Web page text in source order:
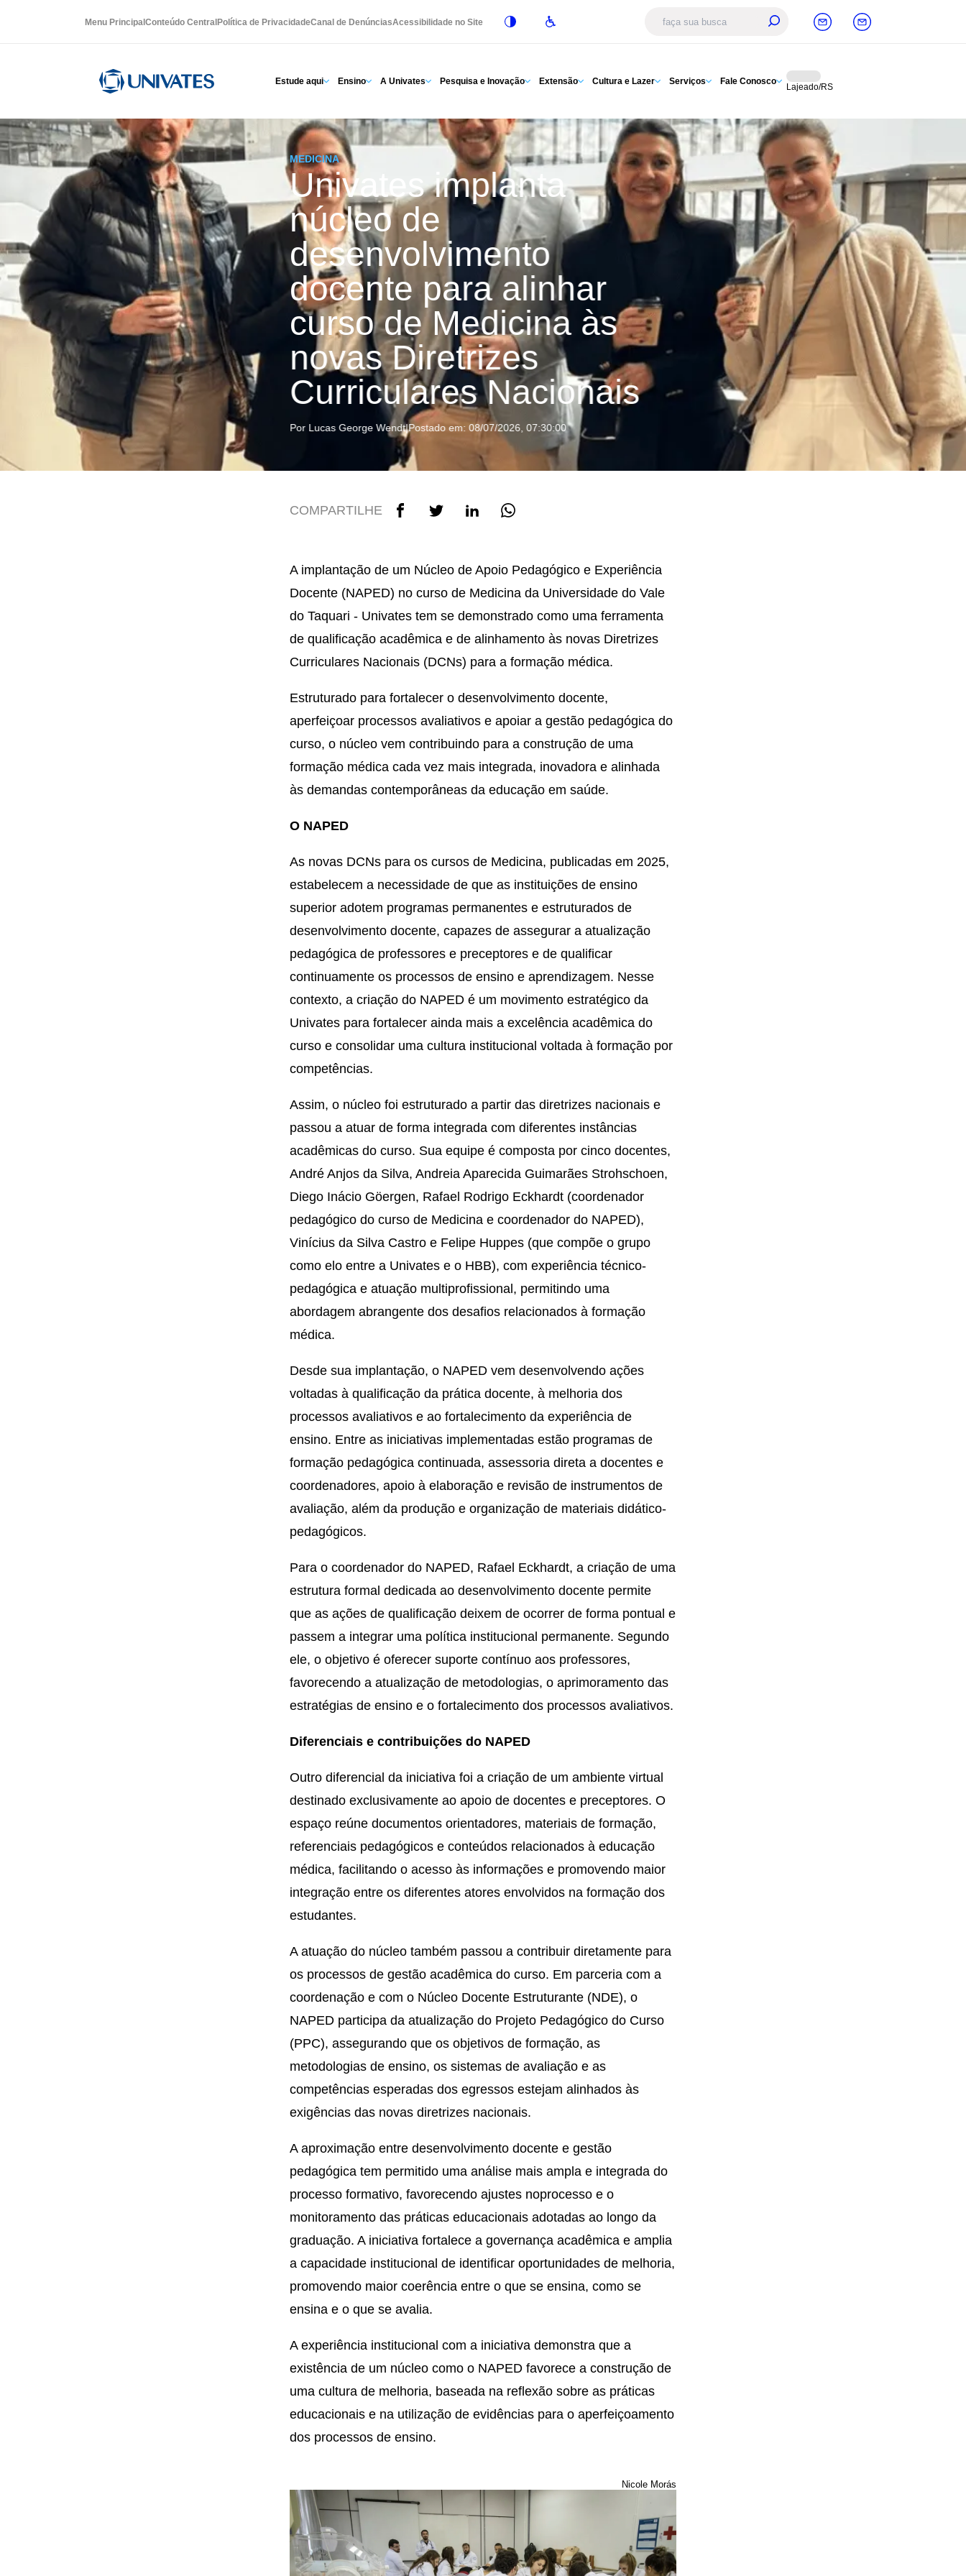
Menu Principal Conteúdo Central Política de PrivacidadeCanal de DenúnciasAcessibilidade no Site
Estude aqui Ensino A Univates Pesquisa e Inovação Extensão Cultura e Lazer Serviços Fale Conosco
Lajeado/RS
MEDICINA
Univates implanta
núcleo de
desenvolvimento
docente para alinhar
curso de Medicina às
novas Diretrizes
Curriculares Nacionais
Por Lucas George Wendt|Postado em: 08/07/2026, 07:30:00
COMPARTILHE
A implantação de um Núcleo de Apoio Pedagógico e Experiência
Docente (NAPED) no curso de Medicina da Universidade do Vale
do Taquari - Univates tem se demonstrado como uma ferramenta
de qualificação acadêmica e de alinhamento às novas Diretrizes
Curriculares Nacionais (DCNs) para a formação médica.
Estruturado para fortalecer o desenvolvimento docente,
aperfeiçoar processos avaliativos e apoiar a gestão pedagógica do
curso, o núcleo vem contribuindo para a construção de uma
formação médica cada vez mais integrada, inovadora e alinhada
às demandas contemporâneas da educação em saúde.
O NAPED
As novas DCNs para os cursos de Medicina, publicadas em 2025,
estabelecem a necessidade de que as instituições de ensino
superior adotem programas permanentes e estruturados de
desenvolvimento docente, capazes de assegurar a atualização
pedagógica de professores e preceptores e de qualificar
continuamente os processos de ensino e aprendizagem. Nesse
contexto, a criação do NAPED é um movimento estratégico da
Univates para fortalecer ainda mais a excelência acadêmica do
curso e consolidar uma cultura institucional voltada à formação por
competências.
Assim, o núcleo foi estruturado a partir das diretrizes nacionais e
passou a atuar de forma integrada com diferentes instâncias
acadêmicas do curso. Sua equipe é composta por cinco docentes,
André Anjos da Silva, Andreia Aparecida Guimarães Strohschoen,
Diego Inácio Göergen, Rafael Rodrigo Eckhardt (coordenador
pedagógico do curso de Medicina e coordenador do NAPED),
Vinícius da Silva Castro e Felipe Huppes (que compõe o grupo
como elo entre a Univates e o HBB), com experiência técnico-
pedagógica e atuação multiprofissional, permitindo uma
abordagem abrangente dos desafios relacionados à formação
médica.
Desde sua implantação, o NAPED vem desenvolvendo ações
voltadas à qualificação da prática docente, à melhoria dos
processos avaliativos e ao fortalecimento da experiência de
ensino. Entre as iniciativas implementadas estão programas de
formação pedagógica continuada, assessoria direta a docentes e
coordenadores, apoio à elaboração e revisão de instrumentos de
avaliação, além da produção e organização de materiais didático-
pedagógicos.
Para o coordenador do NAPED, Rafael Eckhardt, a criação de uma
estrutura formal dedicada ao desenvolvimento docente permite
que as ações de qualificação deixem de ocorrer de forma pontual e
passem a integrar uma política institucional permanente. Segundo
ele, o objetivo é oferecer suporte contínuo aos professores,
favorecendo a atualização de metodologias, o aprimoramento das
estratégias de ensino e o fortalecimento dos processos avaliativos.
Diferenciais e contribuições do NAPED
Outro diferencial da iniciativa foi a criação de um ambiente virtual
destinado exclusivamente ao apoio de docentes e preceptores. O
espaço reúne documentos orientadores, materiais de formação,
referenciais pedagógicos e conteúdos relacionados à educação
médica, facilitando o acesso às informações e promovendo maior
integração entre os diferentes atores envolvidos na formação dos
estudantes.
A atuação do núcleo também passou a contribuir diretamente para
os processos de gestão acadêmica do curso. Em parceria com a
coordenação e com o Núcleo Docente Estruturante (NDE), o
NAPED participa da atualização do Projeto Pedagógico do Curso
(PPC), assegurando que os objetivos de formação, as
metodologias de ensino, os sistemas de avaliação e as
competências esperadas dos egressos estejam alinhados às
exigências das novas diretrizes nacionais.
A aproximação entre desenvolvimento docente e gestão
pedagógica tem permitido uma análise mais ampla e integrada do
processo formativo, favorecendo ajustes noprocesso e o
monitoramento das práticas educacionais adotadas ao longo da
graduação. A iniciativa fortalece a governança acadêmica e amplia
a capacidade institucional de identificar oportunidades de melhoria,
promovendo maior coerência entre o que se ensina, como se
ensina e o que se avalia.
A experiência institucional com a iniciativa demonstra que a
existência de um núcleo como o NAPED favorece a construção de
uma cultura de melhoria, baseada na reflexão sobre as práticas
educacionais e na utilização de evidências para o aperfeiçoamento
dos processos de ensino.
Nicole Morás